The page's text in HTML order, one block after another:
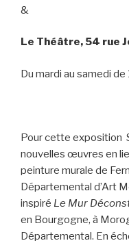
&
Le Théâtre, 54 rue
Du mardi au samedi
Pour cette exposition
nouvelles œuvres en
peinture murale de
Départemental d’Art
inspiré Le Mur
en Bourgogne, à
Départemental. En